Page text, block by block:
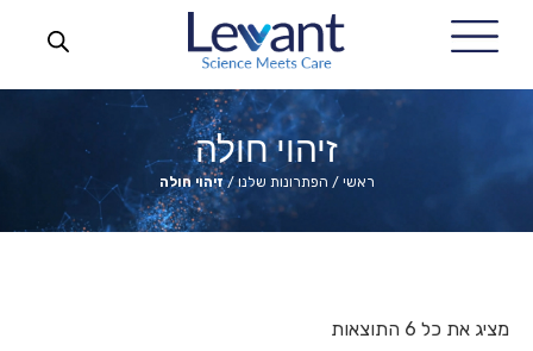
זיהוי חולה
ראשי / הפתרונות שלנו /זיהוי חולה
מציג את כל 6 התוצאות